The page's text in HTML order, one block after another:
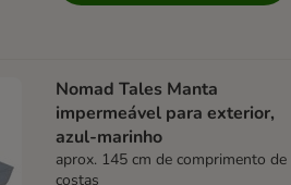
Nomad Tales Manta
impermeável para exterior,
azul-marinho
aprox. 145 cm de comprimento de
costas